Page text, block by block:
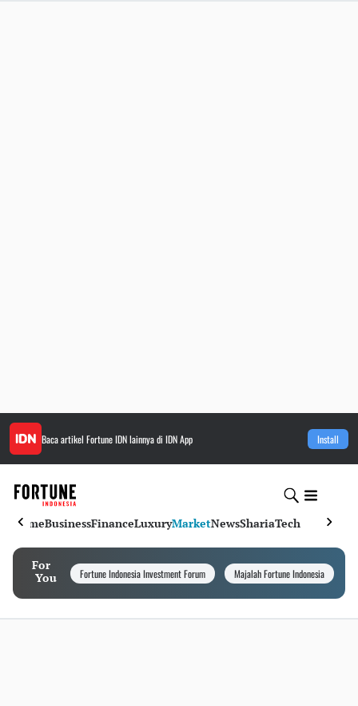
Baca artikel Fortune IDNlainnya di IDN App Install
HomeBusinessFinanceLuxuryMarketNewsShariaTech
For
You
Fortune Indonesia Investment Forum Majalah Fortune Indonesia